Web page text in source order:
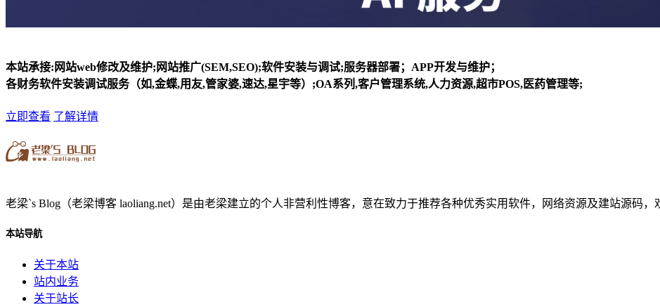
本站承接:网站web修改及维护;网站推广(SEM,SEO);软件安装与调试;服务器部署；APP开发与维护；
各财务软件安装调试服务（如,金蝶,用友,管家婆,速达,星宇等）;OA系列,客户管理系统,人力资源,超市POS,医药管理等;
立即查看 了解详情
老梁`s Blog（老梁博客 laoliang.net）是由老梁建立的个人非营利性博客，意在致力于推荐各种优秀实用软件，网络资源及建站源码，
本站导航
关于本站
站内业务
关于站长